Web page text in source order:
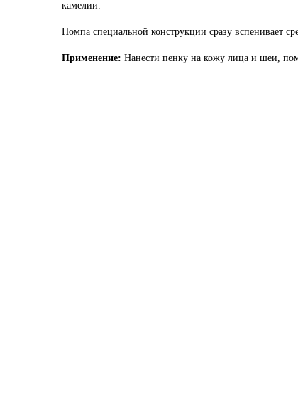
камелии.
Помпа специальной конструкции сразу вспенивает
Применение: Нанести пенку на кожу лица и шеи,